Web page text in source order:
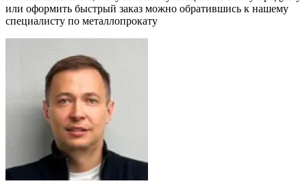
или оформить быстрый заказ можно обратившись к нашему
специалисту по металлопрокату